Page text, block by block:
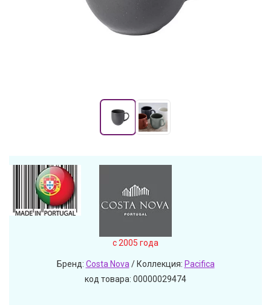
c 2005 года
Бренд: Costa Nova/ Коллекция: Pacifica
код товара: 00000029474